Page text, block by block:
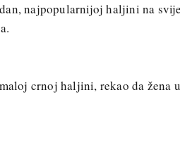
najpopularnijoj haljini na
crnoj haljini, rekao da žena